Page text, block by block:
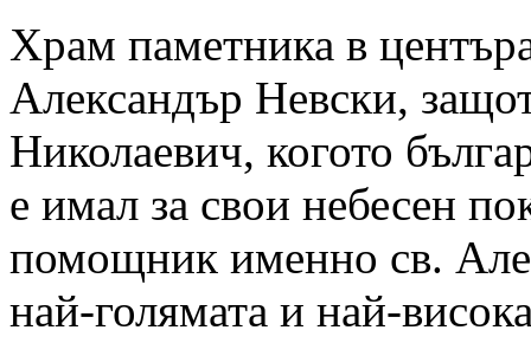
Храм паметника в
Александър Невски,
Николаевич, когото
е имал за свои небесен
помощник именно св.
най-голямата и най-